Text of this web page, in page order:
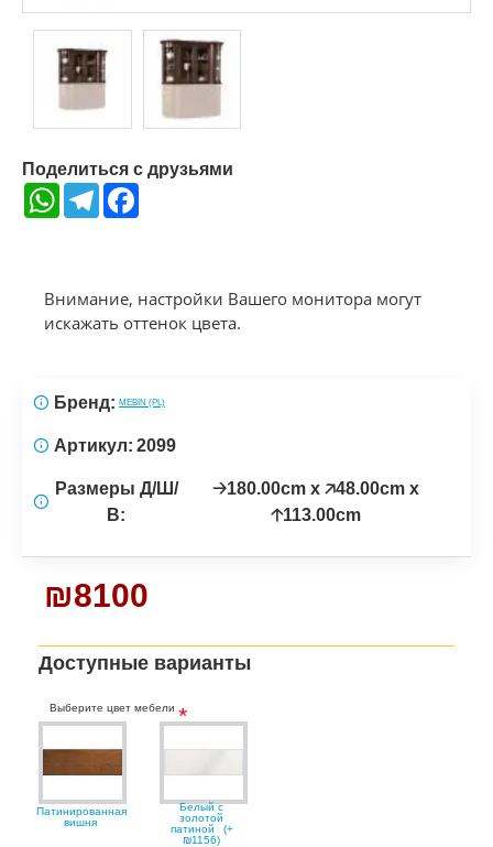
Поделиться с друзьями
WhatsAppTelegram
Внимание, настройки Вашего монитора могут
искажать оттенок цвета.
₪8100
Бренд: MEBIN (PL)
Артикул: 2099
Размеры Д/Ш/
В:
🡢180.00cm x 🡥48.00cm x
🡡113.00cm
Доступные варианты
Выберите цвет мебели
Патинированная
вишня
Белый с
золотой
патиной
(+
₪1156)